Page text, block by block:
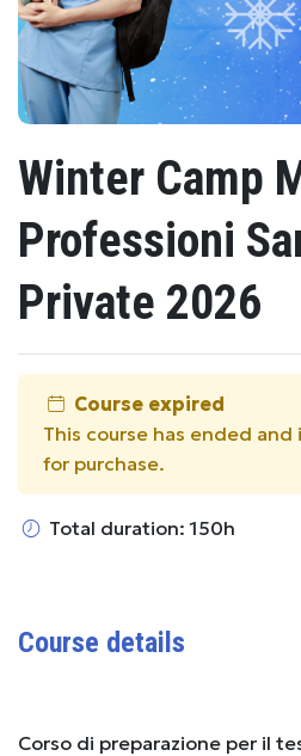
Winter Camp
Professioni
Private 2026
Course expired
This course has ended and
for purchase.
Total duration: 150h
Course details
Corso di preparazione per il